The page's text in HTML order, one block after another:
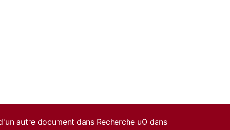
autre document dans Recherche uO dans